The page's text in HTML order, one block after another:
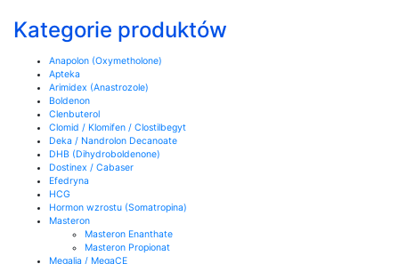
Kategorie produktów
Anapolon (Oxymetholone)
Apteka
Arimidex (Anastrozole)
Boldenon
Clenbuterol
Clomid / Klomifen / Clostilbegyt
Deka / Nandrolon Decanoate
DHB (Dihydroboldenone)
Dostinex / Cabaser
Efedryna
HCG
Hormon wzrostu (Somatropina)
Masteron
Masteron Enanthate
Masteron Propionat
Megalia / MegaCE